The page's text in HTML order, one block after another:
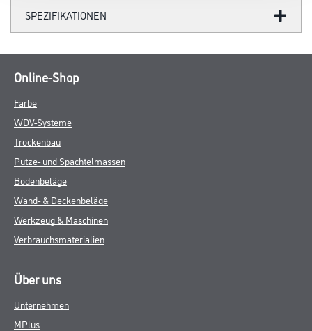
SPEZIFIKATIONEN
Online-Shop
Farbe
WDV-Systeme
Trockenbau
Putze- und Spachtelmassen
Bodenbeläge
Wand- & Deckenbeläge
Werkzeug & Maschinen
Verbrauchsmaterialien
Über uns
Unternehmen
MPlus